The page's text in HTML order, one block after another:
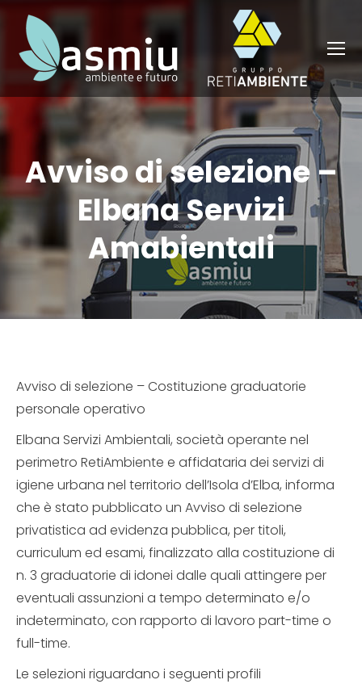
Avviso di selezione –
Elbana Servizi
Amabientali
You are here:
Avviso di selezione – Costituzione graduatorie
personale operativo
Elbana Servizi Ambientali, società operante nel
perimetro RetiAmbiente e affidataria dei servizi di
igiene urbana nel territorio dell’Isola d’Elba, informa
che è stato pubblicato un Avviso di selezione
privatistica ad evidenza pubblica, per titoli,
curriculum ed esami, finalizzato alla costituzione di
n. 3 graduatorie di idonei dalle quali attingere per
eventuali assunzioni a tempo determinato e/o
indeterminato, con rapporto di lavoro part-time o
full-time.
Le selezioni riguardano i seguenti profili